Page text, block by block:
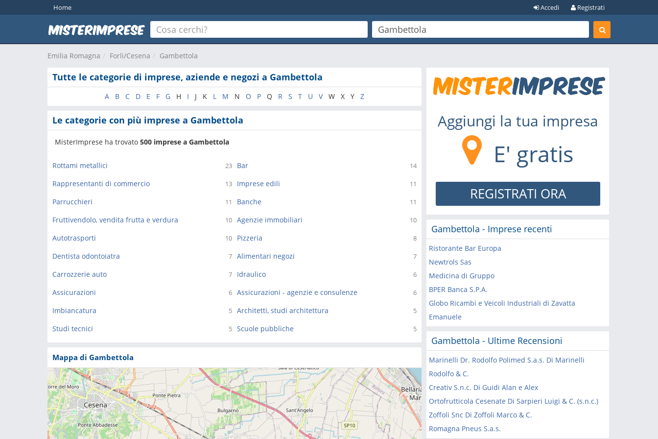
Home Registrati
Accedi
Emilia Romagna Forli/Cesena Gambettola
Tutte le categorie di imprese, aziende e negozi a Gambettola
A B C D E F G H I J K L M N O P Q R S T U V W X Y Z
Le categorie con più imprese a Gambettola
MisterImprese ha trovato 500 imprese a Gambettola
23
Rottami metallici 14
Bar
13
Rappresentanti di commercio 11
Imprese edili
11
Parrucchieri 11
Banche
10
Fruttivendolo, vendita frutta e verdura 10
Agenzie immobiliari
10
Autotrasporti 8
Pizzeria
7
Dentista odontoiatra 7
Alimentari negozi
7
Carrozzerie auto 6
Idraulico
6
Assicurazioni 6
Assicurazioni - agenzie e consulenze
5
Imbiancatura 5
Architetti, studi architettura
5
Studi tecnici 5
Scuole pubbliche
Mappa di Gambettola
Aggiungi la tua impresa
E' gratis
REGISTRATI ORA
Gambettola - Imprese recenti
Ristorante Bar Europa
Newtrols Sas
Medicina di Gruppo
BPER Banca S.P.A.
Globo Ricambi e Veicoli Industriali di Zavatta
Emanuele
Gambettola - Ultime Recensioni
Marinelli Dr. Rodolfo Polimed S.a.s. Di Marinelli
Rodolfo & C.
Creativ S.n.c. Di Guidi Alan e Alex
Ortofrutticola Cesenate Di Sarpieri Luigi & C. (s.n.c.)
Zoffoli Snc Di Zoffoli Marco & C.
Romagna Pneus S.a.s.